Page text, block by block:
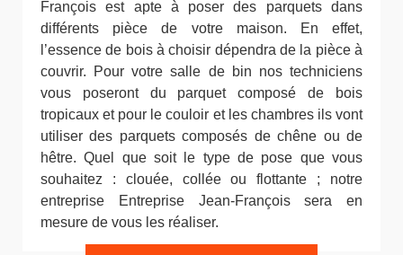
François est apte à poser des parquets dans
différents pièce de votre maison. En effet,
l’essence de bois à choisir dépendra de la pièce à
couvrir. Pour votre salle de bin nos techniciens
vous poseront du parquet composé de bois
tropicaux et pour le couloir et les chambres ils vont
utiliser des parquets composés de chêne ou de
hêtre. Quel que soit le type de pose que vous
souhaitez : clouée, collée ou flottante ; notre
entreprise Entreprise Jean-François sera en
mesure de vous les réaliser.